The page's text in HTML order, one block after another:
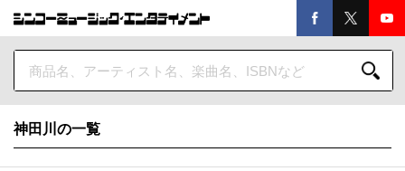
神田川の一覧